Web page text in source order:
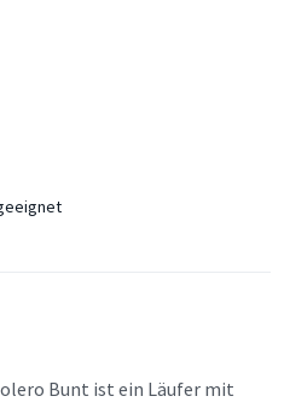
Bunt ist ein Läufer mit